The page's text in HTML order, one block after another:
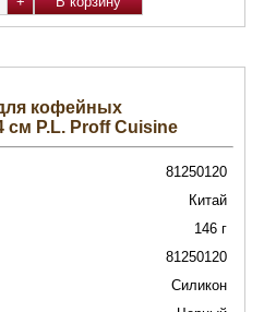
кофейных
см P.L. Proff Cuisine
81250120
Китай
146 г
81250120
Силикон